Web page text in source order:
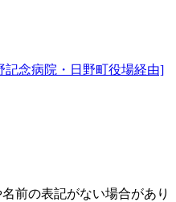
記念病院・日野町役場経由]
前の表記がない場合があり